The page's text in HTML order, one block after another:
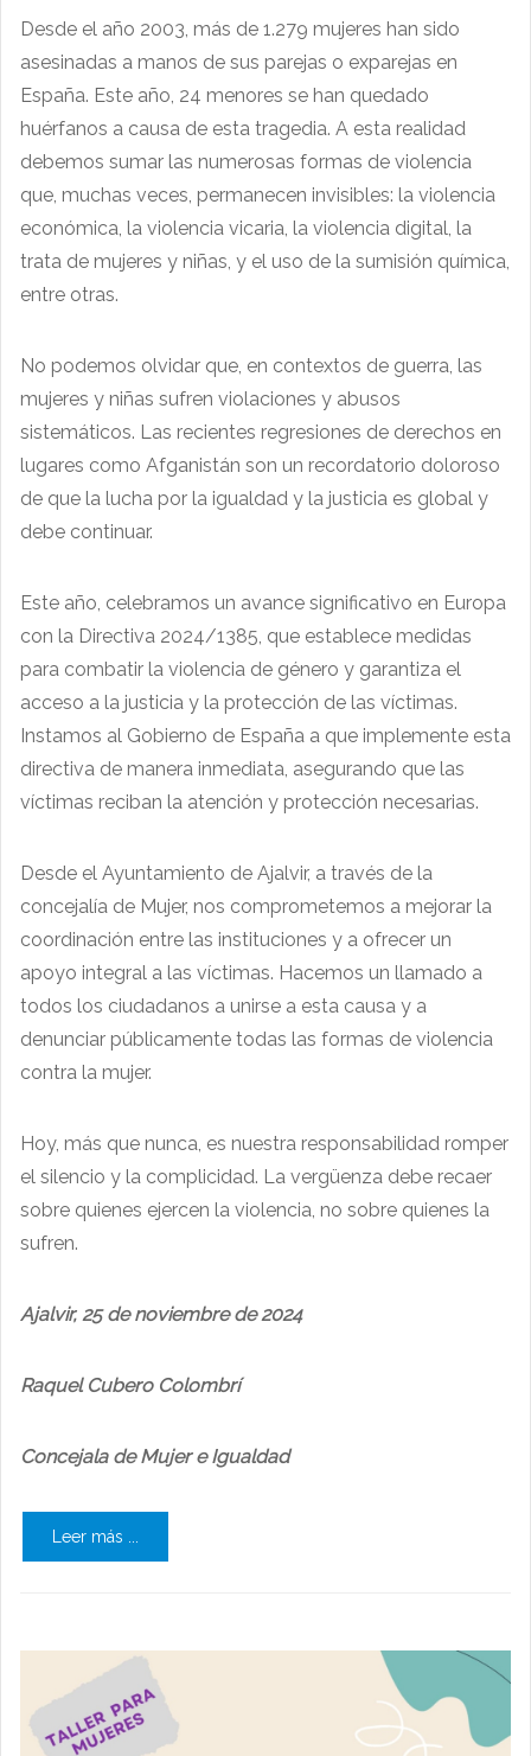
Desde el año 2003, más de 1.279 mujeres han sido
asesinadas a manos de sus parejas o exparejas en
España. Este año, 24 menores se han quedado
huérfanos a causa de esta tragedia. A esta realidad
debemos sumar las numerosas formas de violencia
que, muchas veces, permanecen invisibles: la violencia
económica, la violencia vicaria, la violencia digital, la
trata de mujeres y niñas, y el uso de la sumisión química,
entre otras.
No podemos olvidar que, en contextos de guerra, las
mujeres y niñas sufren violaciones y abusos
sistemáticos. Las recientes regresiones de derechos en
lugares como Afganistán son un recordatorio doloroso
de que la lucha por la igualdad y la justicia es global y
debe continuar.
Este año, celebramos un avance significativo en Europa
con la Directiva 2024/1385, que establece medidas
para combatir la violencia de género y garantiza el
acceso a la justicia y la protección de las víctimas.
Instamos al Gobierno de España a que implemente esta
directiva de manera inmediata, asegurando que las
víctimas reciban la atención y protección necesarias.
Desde el Ayuntamiento de Ajalvir, a través de la
concejalía de Mujer, nos comprometemos a mejorar la
coordinación entre las instituciones y a ofrecer un
apoyo integral a las víctimas. Hacemos un llamado a
todos los ciudadanos a unirse a esta causa y a
denunciar públicamente todas las formas de violencia
contra la mujer.
Hoy, más que nunca, es nuestra responsabilidad romper
el silencio y la complicidad. La vergüenza debe recaer
sobre quienes ejercen la violencia, no sobre quienes la
sufren.
Ajalvir, 25 de noviembre de 2024
Raquel Cubero Colombrí
Concejala de Mujer e Igualdad
Leer más ...